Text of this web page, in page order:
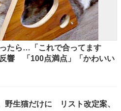
たら…「これで合ってます
響 「100点満点」「かわいい
野生猫だけに リスト改定案、